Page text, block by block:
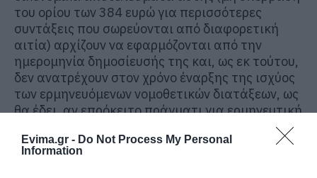
Evima.gr - Do Not Process My Personal
Information
του ορίου των 384 ευρώ για περισσότερες
συντάξεις που σωρεύονται από διαφορετική
αιτία) αρχίζουν να εφαρμόζονται από την
ημερομηνία δημοσίευσής της και, ως εκ τούτου,
δεν ανατρέχουν στον χρόνο έναρξης της ισχύος
των ερμηνευόμενων νομοθετικών διατάξεων, ως
θα έδει, αν επρόκειτο πράγματι για ερμηνευτική
προσβαλλόμενη πράξη δεν περιορίζεται σε
απλή ερμηνεία και αποσαφήνιση της έννοιας